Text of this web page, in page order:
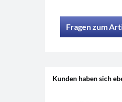
Fragen zum
Kunden haben sich